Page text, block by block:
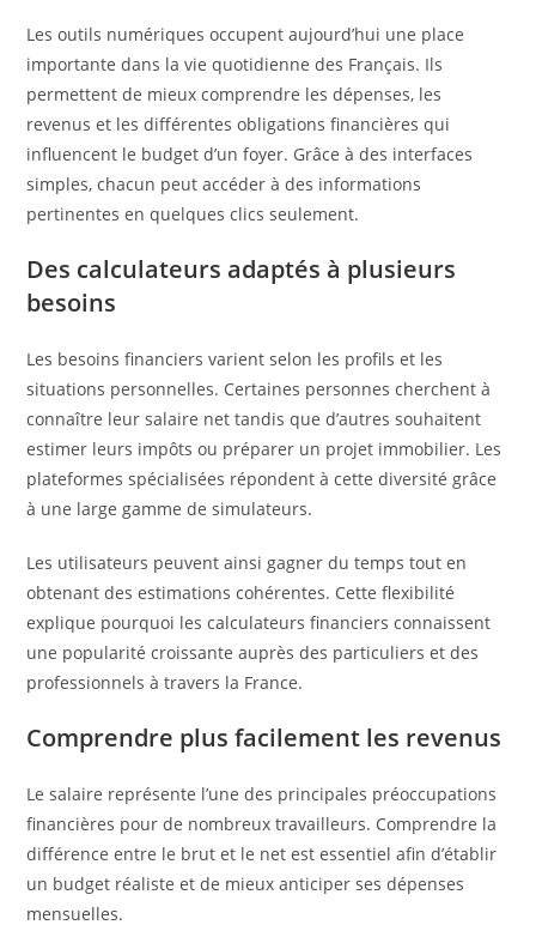
Les outils numériques occupent aujourd’hui une place
importante dans la vie quotidienne des Français. Ils
permettent de mieux comprendre les dépenses, les
revenus et les différentes obligations financières qui
influencent le budget d’un foyer. Grâce à des interfaces
simples, chacun peut accéder à des informations
pertinentes en quelques clics seulement.
Des calculateurs adaptés à plusieurs
besoins
Les besoins financiers varient selon les profils et les
situations personnelles. Certaines personnes cherchent à
connaître leur salaire net tandis que d’autres souhaitent
estimer leurs impôts ou préparer un projet immobilier. Les
plateformes spécialisées répondent à cette diversité grâce
à une large gamme de simulateurs.
Les utilisateurs peuvent ainsi gagner du temps tout en
obtenant des estimations cohérentes. Cette flexibilité
explique pourquoi les calculateurs financiers connaissent
une popularité croissante auprès des particuliers et des
professionnels à travers la France.
Comprendre plus facilement les revenus
Le salaire représente l’une des principales préoccupations
financières pour de nombreux travailleurs. Comprendre la
différence entre le brut et le net est essentiel afin d’établir
un budget réaliste et de mieux anticiper ses dépenses
mensuelles.